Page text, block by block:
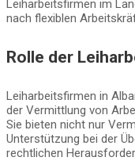
Leiharbeitsfirmen im
nach flexiblen
Rolle der
Leiharbeitsfirmen in
der Vermittlung von
Sie bieten nicht nur
Unterstützung bei der
rechtlichen